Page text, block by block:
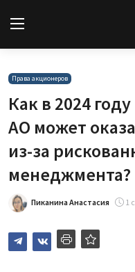
Вход
Статьи
База знаний
Права акционеров
Как в 2024
АО может
из-за
менеджмента?
Пиканина Анастасия 1